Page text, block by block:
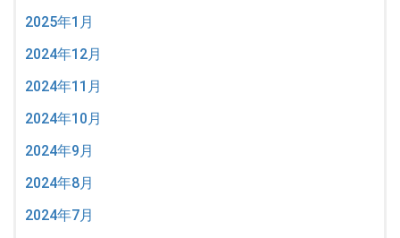
2025年1月
2024年12月
2024年11月
2024年10月
2024年9月
2024年8月
2024年7月